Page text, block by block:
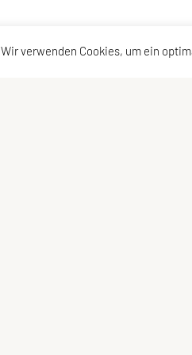
Wir verwenden Cookies, um ein